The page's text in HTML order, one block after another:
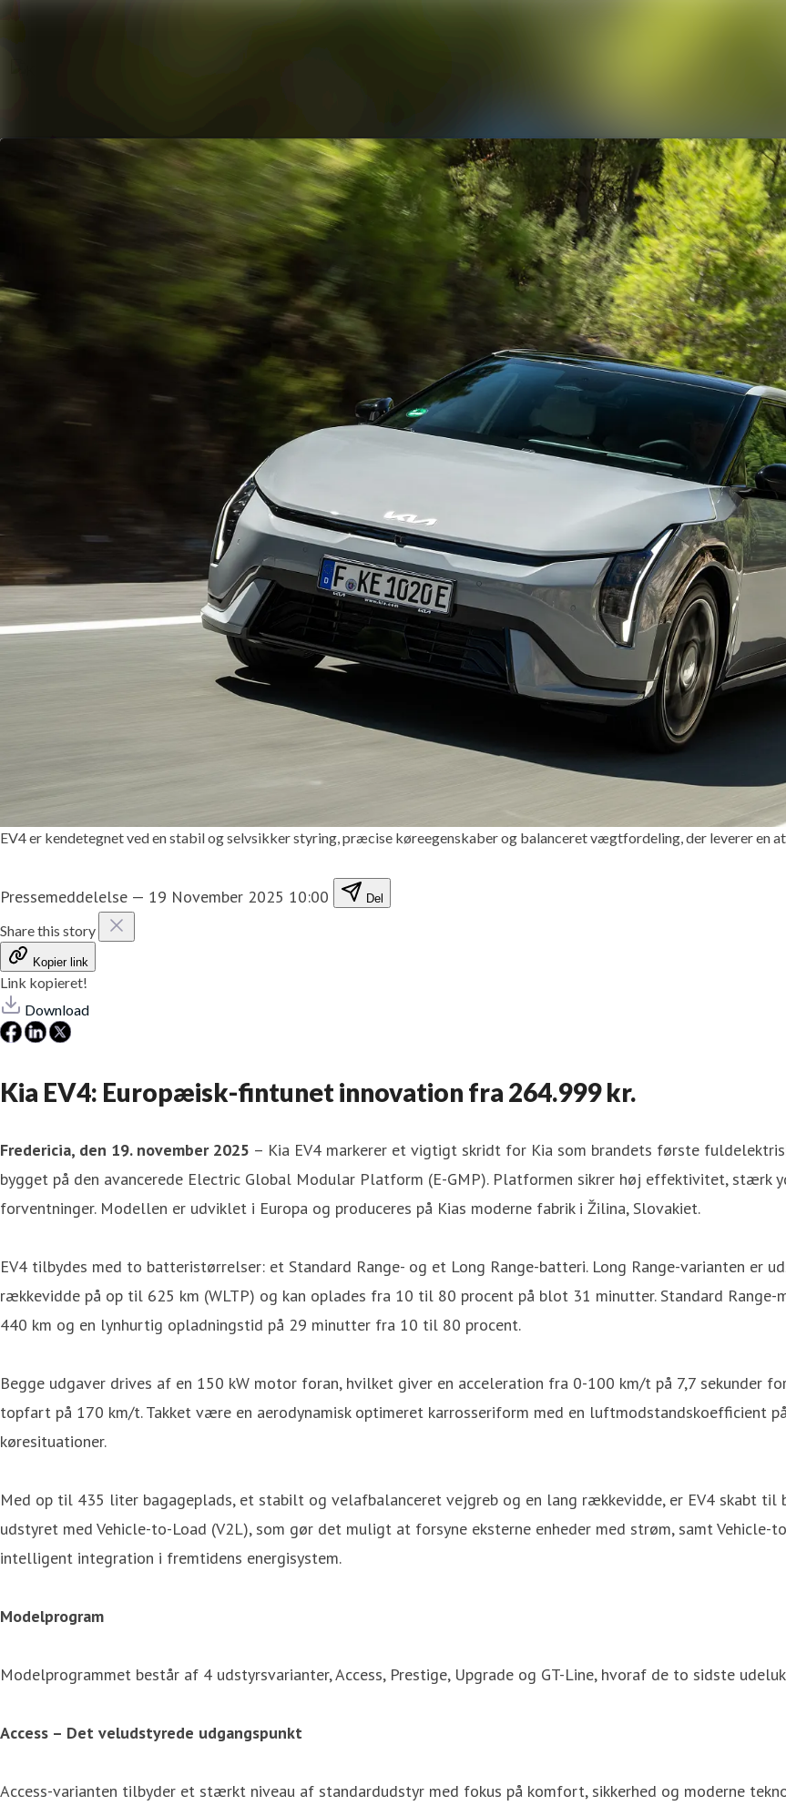
EV4 er kendetegnet ved en stabil og selvsikker styring, præcise køreegenskaber og balanceret vægtfordeling, der leverer en
Pressemeddelelse — 19 November 2025 10:00 Del
Share this story
Kopier link
Link kopieret!
Download
Kia EV4: Europæisk-fintunet innovation fra 264.999 kr.
Fredericia, den 19. november 2025 – Kia EV4 markerer et vigtigt skridt for Kia som brandets første
bygget på den avancerede Electric Global Modular Platform (E-GMP). Platformen sikrer høj effektivitet, stærk
forventninger. Modellen er udviklet i Europa og produceres på Kias moderne fabrik i Žilina, Slovakiet.
EV4 tilbydes med to batteristørrelser: et Standard Range- og et Long Range-batteri. Long Range-varianten er
rækkevidde på op til 625 km (WLTP) og kan oplades fra 10 til 80 procent på blot 31 minutter. Standard
440 km og en lynhurtig opladningstid på 29 minutter fra 10 til 80 procent.
Begge udgaver drives af en 150 kW motor foran, hvilket giver en acceleration fra 0-100 km/t på 7,7 sekunder
topfart på 170 km/t. Takket være en aerodynamisk optimeret karrosseriform med en luftmodstandskoefficient
køresituationer.
Med op til 435 liter bagageplads, et stabilt og velafbalanceret vejgreb og en lang rækkevidde, er EV4 skabt
udstyret med Vehicle-to-Load (V2L), som gør det muligt at forsyne eksterne enheder med strøm, samt
intelligent integration i fremtidens energisystem.
Modelprogram
Modelprogrammet består af 4 udstyrsvarianter, Access, Prestige, Upgrade og GT-Line, hvoraf de to sidste
Access – Det veludstyrede udgangspunkt
Access-varianten tilbyder et stærkt niveau af standardudstyr med fokus på komfort, sikkerhed og moderne